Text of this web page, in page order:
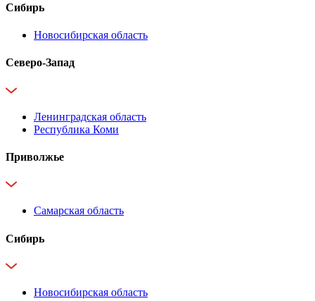
Сибирь
Новосибирская область
Северо-Запад
Ленинградская область
Республика Коми
Приволжье
Самарская область
Сибирь
Новосибирская область